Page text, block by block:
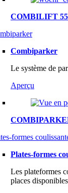
COMBILIFT
Combiparker
Le système de
Aperçu
formes
Plates-formes
Les plateformes
places